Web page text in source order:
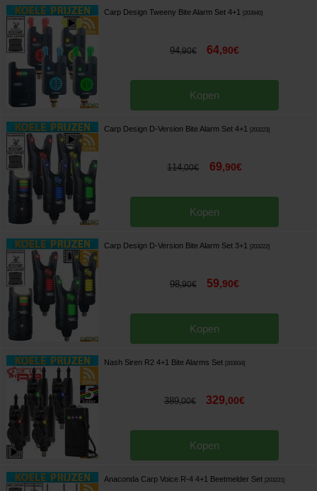
Carp Design Tweeny Bite Alarm Set 4+1 203940]
94,90€ 64,90€
Kopen
Carp Design D-Version Bite Alarm Set 4+1 203223]
114,00€ 69,90€
Kopen
Carp Design D-Version Bite Alarm Set 3+1 203222]
98,90€ 59,90€
Kopen
Nash Siren R2 4+1 Bite Alarms Set 203934]
389,00€ 329,00€
Kopen
Anaconda Carp Voice R-4 4+1 Beetmelder Set 203221]